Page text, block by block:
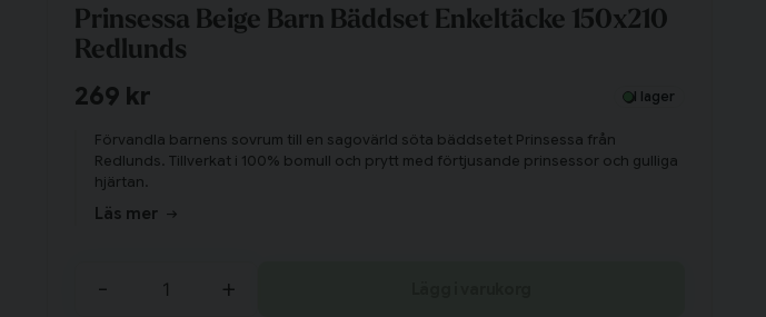
Prinsessa Beige Barn Bäddset Enkeltäcke 150x210
Redlunds
269 kr I lager
Förvandla barnens sovrum till en sagovärld söta bäddsetet Prinsessa från
Redlunds. Tillverkat i 100% bomull och prytt med förtjusande prinsessor och gulliga
hjärtan.
Läs mer
- +